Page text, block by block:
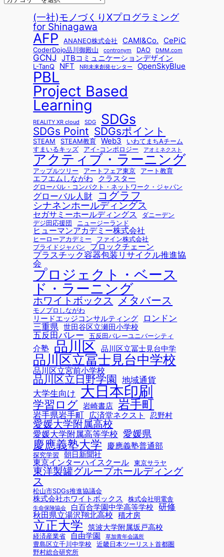
(一社)モノづくりXプログラミング
for Shinagawa
AFP ANANEO株式会社 CAMI&Co. CePiC
CoderDojo品川御殿山 contronym DAO DMM.com
GCNJ JTBコミュニケーションデザイン
L-TanQ NFT NRI未来創発センター OpenSkyBlue
PBL
Project Based
Learning
REALITY XR cloud SDG SDGs
SDGs Point SDGsポイント
STEAM STEAM教育 Web3
いわてまちAチーム
すまいるキッズ
アイ-コンポロジー アオミネクスト
アクティブ・ラーニング
アップルツリー アートフェア東京 アート教育
エフエムしながわ クラスター
グローバル・コンパクト・ネットワーク・ジャパン
グローバル人財 コグラフ
シナネンホールディングス
セガサミーホールディングス
ダニーデン
デジ田応援団
ニュージーランド
ヒューマンアカデミー株式会社
ヒーローアカデミー
ファイン株式会社
ブライドジャパン
ブロックチェーン
プラスチック容器包装リサイクル推進協
会
プロジェクト・ベース
ド・ラーニング
ホワイトボックス メタバース
モノプロしながわ
リードエッジコンサルティング
ロンドン
三重県
世田谷区立瀬田小学校
五反田バレー 五反田バレーユニバーシティ
介塾 品川区 品川区立冨士見台中学
品川区立冨士見台中学校
品川区立宮前小学校
品川区立日野学園 地域通貨
大学生向け
大日本印刷
学習ログ 岩崎書店 岩手町
岩手県岩手町 広済堂ネクスト 忍野村
愛媛大学附属高校
愛媛大学附属高等学校 愛媛県
慶應義塾大学 慶應義塾普通部
探究学習 朝日新聞社
東京インターハイスクール 東京サラヤ
東洋製罐グループホールディング
ス
松山市SDGs推進協議会
株式会社ホワイトボックス 株式会社明電舎
生命保険協会 白百合学園中学高等学校 研修
秋田県立湯沢翔北高校 積才房
立正大学 筑波大学附属坂戸高校
経済産業省 自由学園 草加青年会議所
豊島区立千川中学校
近畿日本ツーリスト首都圏
野村総合研究所